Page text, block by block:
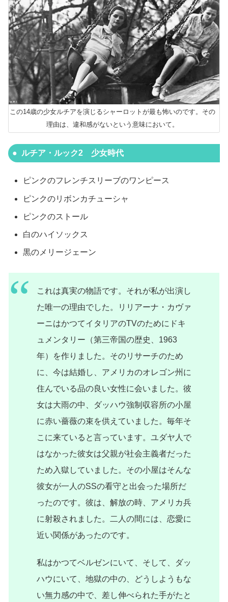
この14歳の少女ルチアを演じるシャーロットが最も怖いのです。その
理由は、違和感がないという意味において。
ルチア・ルック2 少女時代
ピンクのフレンチスリーブのワンピース
ピンクのリボンカチューシャ
ピンクのストール
白のハイソックス
黒のメリージェーン
これは真実の物語です。それが私が出演し
た唯一の理由でした。リリアーナ・カヴァ
ーニはかつてイタリアのTVのためにドキ
ュメンタリー（第三帝国の歴史、1963
年）を作りました。そのリサーチのため
に、今は結婚し、アメリカのオレゴン州に
住んでいる品の良い女性に会いました。彼
女は大雨の中、ダッハウ強制収容所の小屋
に赤い薔薇の束を供えていました。毎年そ
こに来ていると言っています。ユダヤ人で
はなかった彼女は父親が社会主義者だった
ため入獄していました。その小屋はそんな
彼女が一人のSSの看守と出会った場所だ
ったのです。彼は、解放の時、アメリカ兵
に射殺されました。二人の間には、恋愛に
近い関係があったのです。
私はかつてベルゼンにいて、そして、ダッ
ハウにいて、地獄の中の、どうしようもな
い無力感の中で、差し伸べられた手がたと